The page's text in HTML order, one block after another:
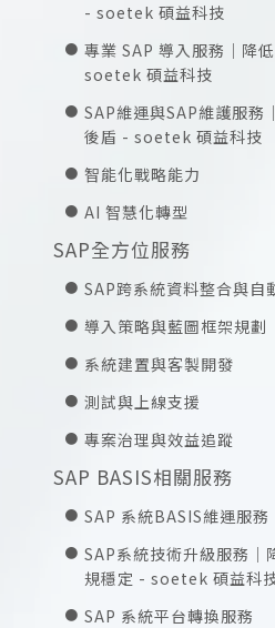
- soetek 碩益科技
專業 SAP 導入服務｜降
soetek 碩益科技
SAP維運與SAP維護服務
後盾 - soetek 碩益科技
智能化戰略能力
AI 智慧化轉型
SAP全方位服務
SAP跨系統資料整合與自
導入策略與藍圖框架規劃
系統建置與客製開發
測試與上線支援
專案治理與效益追蹤
SAP BASIS相關服務
SAP 系統BASIS維運服務
SAP系統技術升級服務｜
規穩定 - soetek 碩益科
SAP 系統平台轉換服務